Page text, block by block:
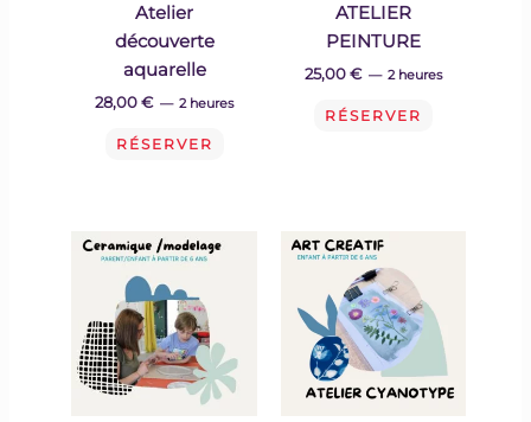
Atelier
découverte
aquarelle
28,00€ 2 heures
RÉSERVER
ATELIER
PEINTURE
25,00€ 2 heures
RÉSERVER